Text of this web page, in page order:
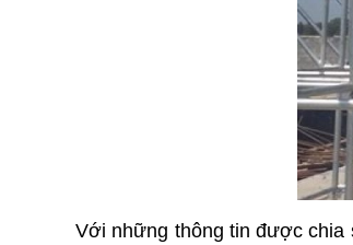
Với những thông tin được chia